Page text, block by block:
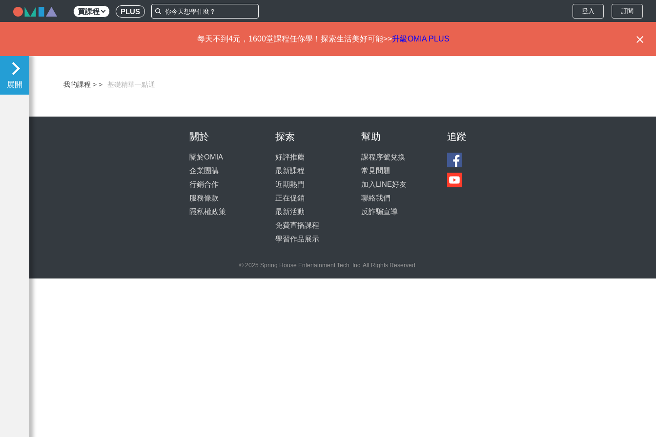
買課程 PLUS 登入 訂閱
每天不到4元，1600堂課程任你學！探索生活美好可能>>升級OMIA PLUS
我的課程 > 基礎精華一點通
關於
關於OMIA
企業團購
行銷合作
服務條款
隱私權政策
探索
好評推薦
最新課程
近期熱門
正在促銷
最新活動
免費直播課程
學習作品展示
幫助
課程序號兌換
常見問題
加入LINE好友
聯絡我們
反詐騙宣導
追蹤
© 2025 Spring House Entertainment Tech. Inc. All Rights Reserved.